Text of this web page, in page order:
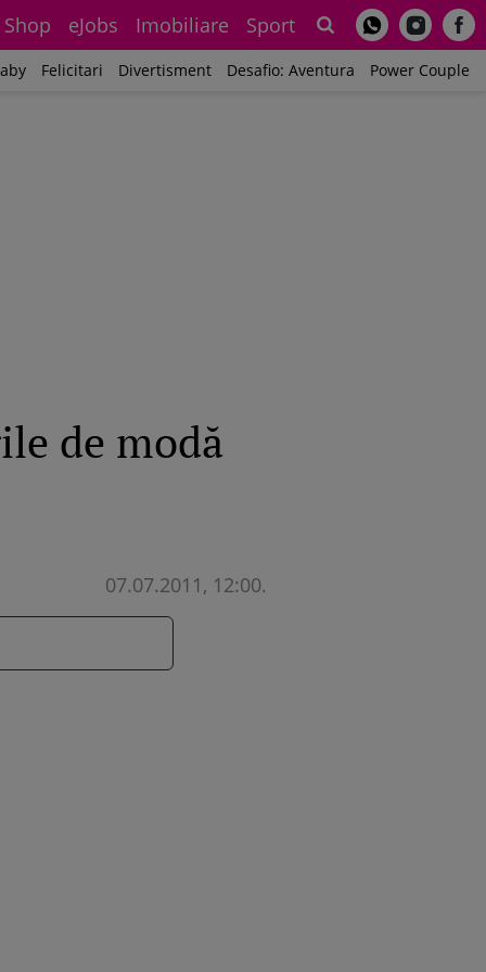
Shop eJobs Imobiliare Sport
Felicitari Divertisment Desafio: Aventura Power Couple
de modă
07.07.2011, 12:00.